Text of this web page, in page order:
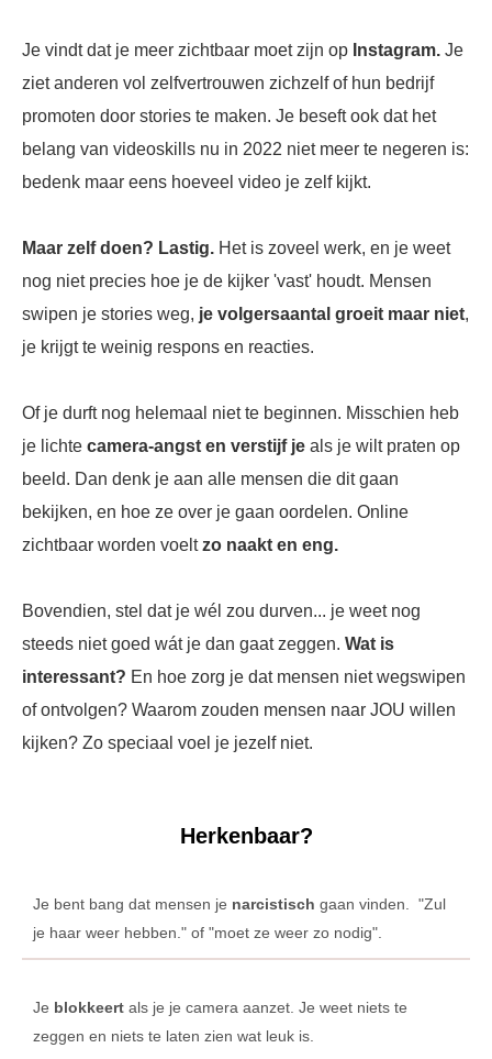
Je vindt dat je meer zichtbaar moet zijn op Instagram. Je
ziet anderen vol zelfvertrouwen zichzelf of hun bedrijf
promoten door stories te maken. Je beseft ook dat het
belang van videoskills nu in 2022 niet meer te negeren is:
bedenk maar eens hoeveel video je zelf kijkt.
Maar zelf doen? Lastig. Het is zoveel werk, en je weet
nog niet precies hoe je de kijker 'vast' houdt. Mensen
swipen je stories weg, je volgersaantal groeit maar niet,
je krijgt te weinig respons en reacties.
Of je durft nog helemaal niet te beginnen. Misschien heb
je lichte camera-angst en verstijf je als je wilt praten op
beeld. Dan denk je aan alle mensen die dit gaan
bekijken, en hoe ze over je gaan oordelen. Online
zichtbaar worden voeltzo naakt en eng.
Bovendien, stel dat je wél zou durven... je weet nog
steeds niet goed wát je dan gaat zeggen. Wat is
interessant? En hoe zorg je dat mensen niet wegswipen
of ontvolgen? Waarom zouden mensen naar JOU willen
kijken? Zo speciaal voel je jezelf niet.
Herkenbaar?
Je bent bang dat mensen je narcistisch gaan vinden. "Zul
je haar weer hebben." of "moet ze weer zo nodig".
Je blokkeert als je je camera aanzet. Je weet niets te
zeggen en niets te laten zien wat leuk is.